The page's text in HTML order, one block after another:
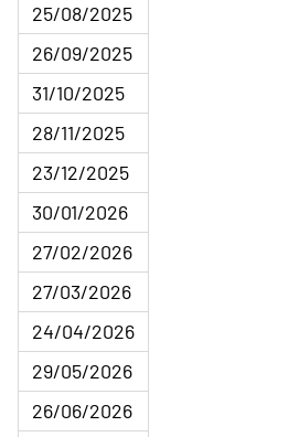
25/08/2025
26/09/2025
31/10/2025
28/11/2025
23/12/2025
30/01/2026
27/02/2026
27/03/2026
24/04/2026
29/05/2026
26/06/2026